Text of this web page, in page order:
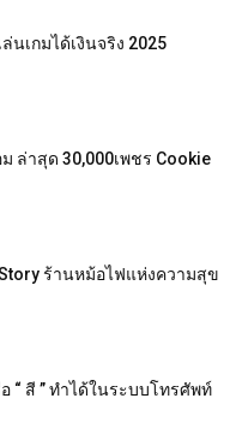
นเกมได้เงินจริง 2025
ล่าสุด 30,000เพชร Cookie
ร้านหม้อไฟแห่งความสุข
“ สี ” ทำได้ในระบบโทรศัพท์